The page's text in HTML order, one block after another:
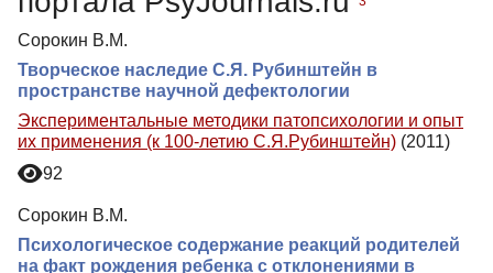
Сорокин В.М.
Творческое наследие С.Я. Рубинштейн в
пространстве научной дефектологии
Экспериментальные методики патопсихологии и опыт
их применения (к 100-летию С.Я.Рубинштейн) (2011)
92
Сорокин В.М.
Психологическое содержание реакций родителей
на факт рождения ребенка с отклонениями в